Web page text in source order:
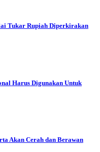
Tukar Rupiah Diperkirakan
Harus Digunakan Untuk
Akan Cerah dan Berawan